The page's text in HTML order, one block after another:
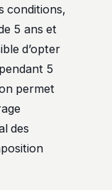
conditions,
5 ans et
d’opter
5
permet
des